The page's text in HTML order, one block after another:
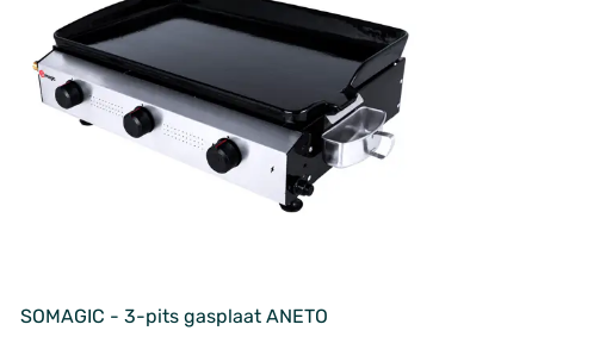
SOMAGIC - 3-pits gasplaat ANETO